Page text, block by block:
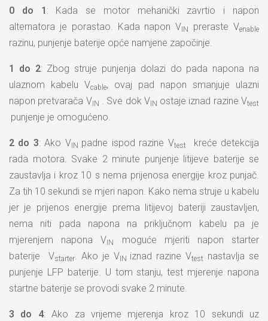
0 do 1 : Kada se motor mehanički zavrtio i napon
alternatora je porastao. Kada napon V IN preraste Venable
razinu, punjenje baterije opće namjene započinje.
1 do 2: Zbog struje punjenja dolazi do pada napona na
ulaznom kabelu Vcable, ovaj pad napon smanjuje ulazni
napon pretvarača V IN . Sve dok V IN ostaje iznad razine Vtest
punjenje je omogućeno.
2 do 3: Ako V IN padne ispod razine Vtest
kreće detekcija
rada motora. Svake 2 minute punjenje litijeve baterije se
zaustavlja i kroz 10 s nema prijenosa energije kroz punjač.
Za tih 10 sekundi se mjeri napon. Kako nema struje u kabelu
jer je prijenos energije prema litijevoj bateriji zaustavljen,
nema niti pada napona na priključnom kabelu pa je
mjerenjem napona V IN
moguće mjeriti napon starter
baterije Vstarter. Ako je V IN iznad razine Vtest nastavlja se
punjenje LFP baterije. U tom stanju, test mjerenje napona
startne baterije se provodi svake 2 minute.
3 do 4: Ako za vrijeme mjerenja kroz 10 sekundi uz